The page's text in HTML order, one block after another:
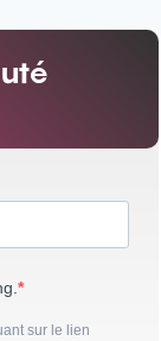
sur le lien